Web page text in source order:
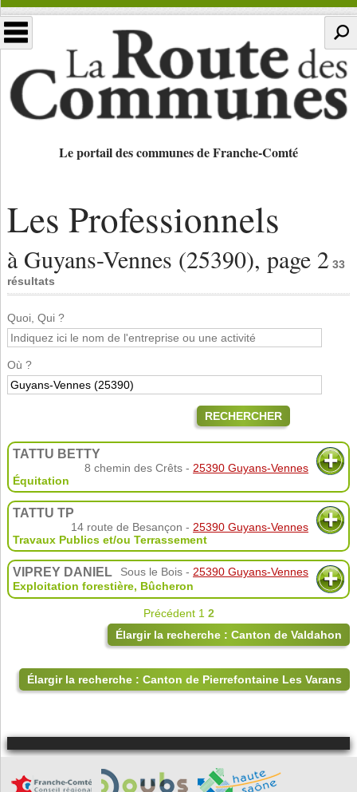
Le portail des communes de Franche-Comté
Les Professionnels
à Guyans-Vennes (25390), page 2 33
résultats
Quoi, Qui ?
Où ?
RECHERCHER
TATTU BETTY
8 chemin des Crêts - 25390 Guyans-Vennes
Équitation
TATTU TP
14 route de Besançon - 25390 Guyans-Vennes
Travaux Publics et/ou Terrassement
VIPREY DANIEL Sous le Bois - 25390 Guyans-Vennes
Exploitation forestière, Bûcheron
Précédent 1 2
Élargir la recherche : Canton de Valdahon
Élargir la recherche : Canton de Pierrefontaine Les Varans